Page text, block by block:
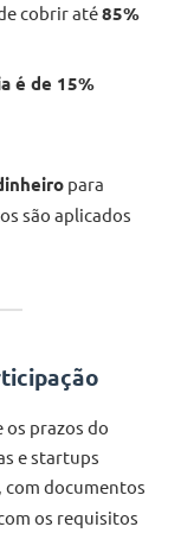
cobrir até85%
é de 15%
para
são aplicados
os prazos do
e startups
, com documentos
os requisitos